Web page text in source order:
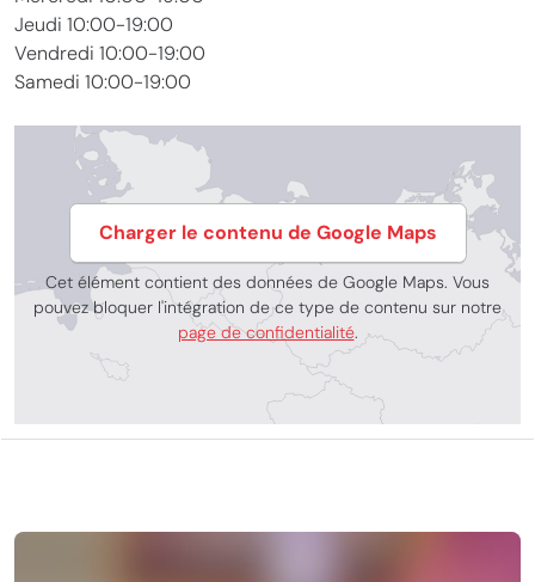
Jeudi 10:00-19:00
Vendredi 10:00-19:00
Samedi 10:00-19:00
Charger le contenu de Google Maps
Cet élément contient des données de Google Maps. Vous
pouvez bloquer l'intégration de ce type de contenu sur notre
page de confidentialité.